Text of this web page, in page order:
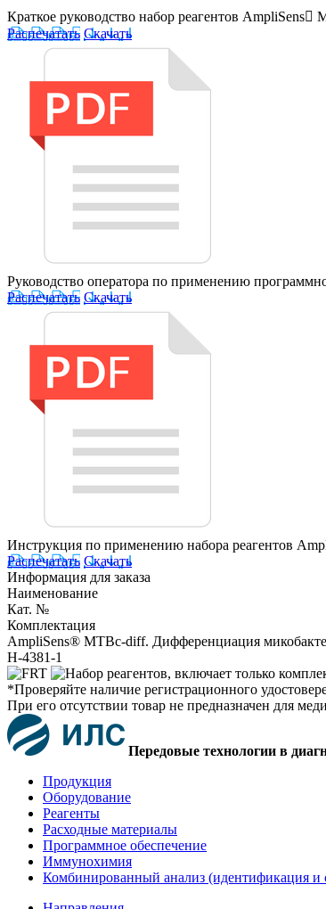
Краткое руководство набор реагентов AmpliSens
Распечатать Скачать
Руководство оператора по применению
Распечатать Скачать
Инструкция по применению набора реагентов
Распечатать Скачать
Информация для заказа
Наименование
Кат. №
Комплектация
AmpliSens® MTBc-diff. Дифференциация
H-4381-1
*Проверяйте наличие регистрационного
При его отсутствии товар не предназначен для
Передовые технологии в
Продукция
Оборудование
Реагенты
Расходные материалы
Программное обеспечение
Иммунохимия
Комбинированный анализ (идентификация и